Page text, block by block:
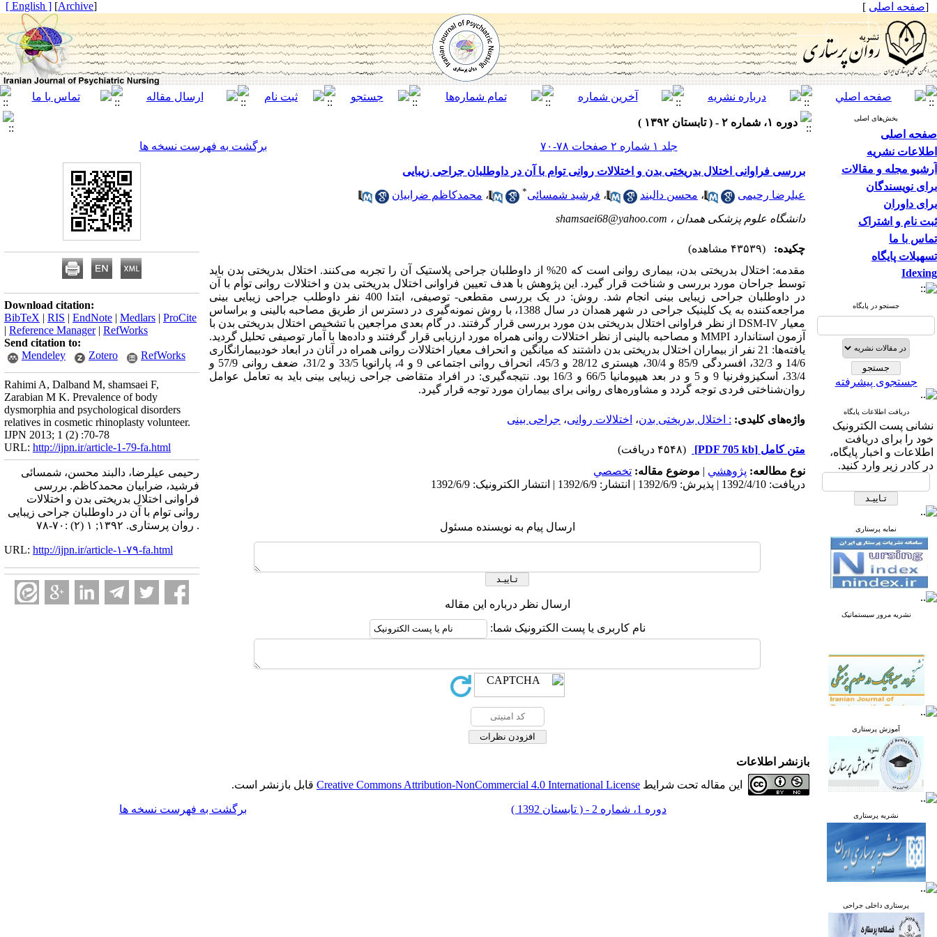
[صفحه اصلی ]
[
Archive
]
[ English ]
بخش‌های اصلی
صفحه اصلی
اطلاعات نشریه
آرشیو مجله و مقالات
برای نویسندگان
برای داوران
ثبت نام و اشتراک
تماس با ما
تسهیلات پایگاه
Idexing
جستجو در پایگاه
جستجوی پیشرفته
دریافت اطلاعات پایگاه
نشانی پست الکترونیک
خود را برای دریافت
اطلاعات و اخبار پایگاه،
در کادر زیر وارد کنید.
نمایه پرستاری
نشریه مرور سیستماتیک
آموزش پرستاری
نشریه پرستاری
پرستاری داخلی جراحی
دوره ۱، شماره ۲ - ( تابستان ۱۳۹۲ )
جلد ۱ شماره ۲ صفحات ۷۸-۷۰
برگشت به فهرست نسخه ها
بررسی فراوانی اختلال بدریختی بدن و اختلالات روانی توام با آن در داوطلبان جراحی زیبایی
عیلرضا رحیمی ، محسن دالبند ، فرشید شمسائی* ، محمدکاظم ضرابیان
دانشگاه علوم پزشکی همدان ، shamsaei68@yahoo.com
چکیده:
(۴۳۵۳۹ مشاهده)
مقدمه: اختلال بدریختی بدن، بیماری روانی است که 20% از داوطلبان جراحی پلاستیک آن را تجربه می‌کنند. اختلال بدریختی بدن باید
توسط جراحان مورد بررسی و شناخت قرار گیرد. این پژوهش با هدف تعیین فراوانی اختلال بدریختی بدن و اختلالات روانی توأم با آن
در داوطلبان جراحی زیبایی بینی انجام شد. روش: در یک بررسی مقطعی- توصیفی، ابتدا 400 نفر داوطلب جراحی زیبایی بینی
مراجعه‌کننده به یک کلینیک جراحی در شهر همدان در سال 1388، با روش نمونه‌گیری در دسترس از طریق مصاحبه بالینی و براساس
معیار DSM-IV از نظر فراوانی اختلال بدریختی بدن مورد بررسی قرار گرفتند. در گام بعدی مراجعین با تشخیص اختلال بدریختی بدن با
آزمون استاندارد MMPI و مصاحبه بالینی از نظر اختلالات روانی همراه مورد ارزیابی قرار گرفتند و داده‌ها با آمار توصیفی تحلیل گردید.
یافته‌ها: 21 نفر از بیماران اختلال بدریختی بدن داشتند که میانگین و انحراف معیار اختلالات روانی همراه در آنان در ابعاد خودبیمارانگاری
14/6 و 32/3، افسردگی 85/9 و 30/4، هیستری 28/12 و 45/3، انحراف روانی اجتماعی 9 و 4، پارانویا 33/5 و 31/2، ضعف روانی 57/9 و
33/4، اسکیزوفرنیا 9 و 5 و در بعد هیپومانیا 66/5 و 16/3 بود. نتیجه‌گیری: در افراد متقاضی جراحی زیبایی بینی باید به تعامل عوامل
روان‌شناختی فردی توجه گردد و مشاوره‌های روانی برای بیماران مورد توجه قرار گیرد.
واژه‌های کلیدی: : اختلال بدریختی بدن، اختلالات روانی، جراحی بینی
متن کامل [PDF 705 kb]
(۴۵۴۸ دریافت)
نوع مطالعه: پژوهشي | موضوع مقاله: تخصصي
دریافت: 1392/4/10 | پذیرش: 1392/6/9 | انتشار: 1392/6/9 | انتشار الکترونیک: 1392/6/9
ارسال پیام به نویسنده مسئول
ارسال نظر درباره این مقاله
نام کاربری یا پست الکترونیک شما:
Download citation:
BibTeX | RIS | EndNote | Medlars | ProCite
| Reference Manager| RefWorks
Send citation to:
Mendeley
Zotero RefWorks
Rahimi A, Dalband M, shamsaei F,
Zarabian M K. Prevalence of body
dysmorphia and psychological disorders
relatives in cosmetic rhinoplasty volunteer.
IJPN 2013; 1 (2) :70-78
URL: http://ijpn.ir/article-1-79-fa.html
رحیمی عیلرضا، دالبند محسن، شمسائی
فرشید، ضرابیان محمدکاظم. بررسی
فراوانی اختلال بدریختی بدن و اختلالات
روانی توام با آن در داوطلبان جراحی زیبایی
. روان پرستاری. ۱۳۹۲; ۱ (۲) :۷۰-۷۸
URL: http://ijpn.ir/article-۱-۷۹-fa.html
بازنشر اطلاعات
این مقاله تحت شرایط Creative Commons Attribution-NonCommercial 4.0 International License قابل بازنشر است.
دوره 1، شماره 2 - ( تابستان 1392 ) برگشت به فهرست نسخه ها